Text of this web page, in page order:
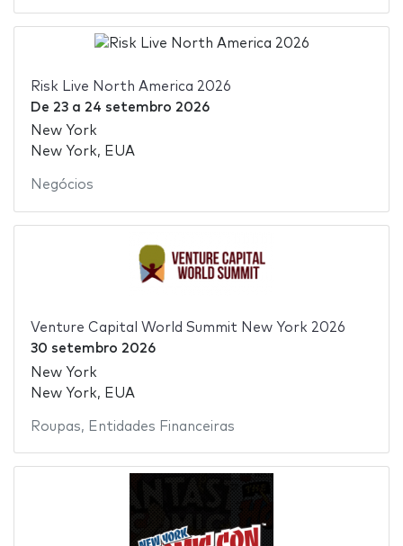
Risk Live North America 2026
De 23a 24 setembro 2026
New York
New York, EUA
Negócios
Venture Capital World Summit New York 2026
30 setembro 2026
New York
New York, EUA
Roupas, Entidades Financeiras